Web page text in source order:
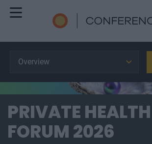
Overview
PRIVATE HEALTH
FORUM 2026